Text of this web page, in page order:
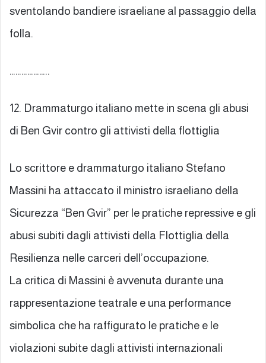
sventolando bandiere israeliane al passaggio della
folla.
………………..
12. Drammaturgo italiano mette in scena gli abusi
di Ben Gvir contro gli attivisti della flottiglia
Lo scrittore e drammaturgo italiano Stefano
Massini ha attaccato il ministro israeliano della
Sicurezza “Ben Gvir” per le pratiche repressive e gli
abusi subiti dagli attivisti della Flottiglia della
Resilienza nelle carceri dell’occupazione.
La critica di Massini è avvenuta durante una
rappresentazione teatrale e una performance
simbolica che ha raffigurato le pratiche e le
violazioni subite dagli attivisti internazionali